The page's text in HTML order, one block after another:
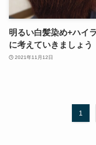
明るい白髪染め+ハイ
に考えていきましょう
2021年11月12日
1